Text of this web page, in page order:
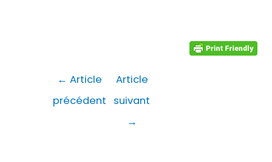
Navigation
l’article
← Article
précédent
Article
suivant
→